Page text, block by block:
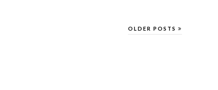
OLDER POSTS